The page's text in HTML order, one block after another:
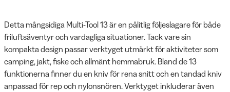
Detta mångsidiga Multi-Tool 13 är en pålitlig följeslagare för både
friluftsäventyr och vardagliga situationer. Tack vare sin
kompakta design passar verktyget utmärkt för aktiviteter som
camping, jakt, fiske och allmänt hemmabruk. Bland de 13
funktionerna finner du en kniv för rena snitt och en tandad kniv
anpassad för rep och nylonsnören. Verktyget inkluderar även